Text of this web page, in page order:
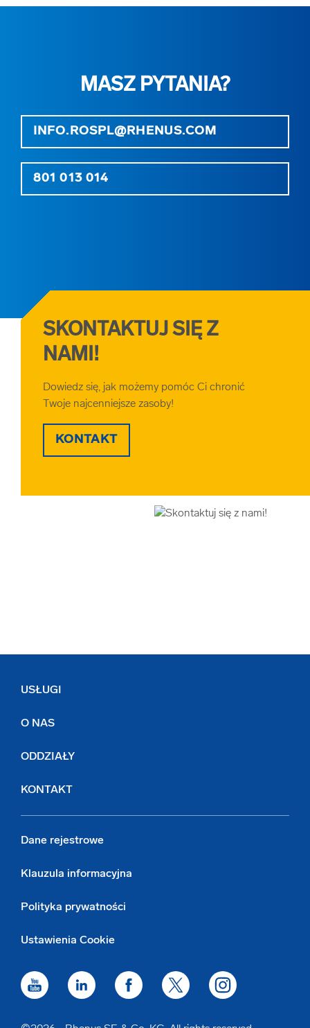
MASZ PYTANIA?
INFO.ROSPL@RHENUS.COM
801 013 014
SKONTAKTUJ SIĘ Z
NAMI!
Dowiedz się, jak możemy pomóc Ci chronić
Twoje najcenniejsze zasoby!
KONTAKT
USŁUGI
O NAS
ODDZIAŁY
KONTAKT
Dane rejestrowe
Klauzula informacyjna
Polityka prywatności
Ustawienia Cookie